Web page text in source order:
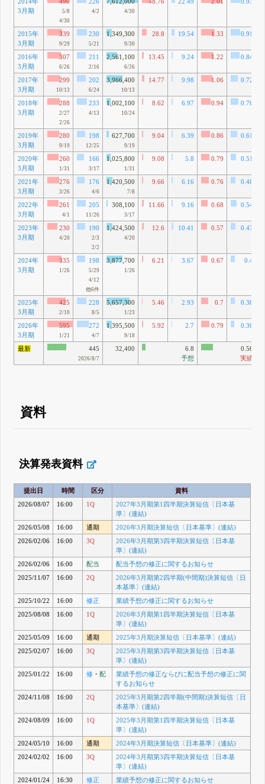
3月期
5/8
4/30
4/2 4/30
2015年
3月期
339
9/29
230
5/21
1,349,300
9/30
28.8 19.54 1.33
0.91
2016年
3月期
307
6/26
211
2/16
2,561,100
6/26
13.45 9.24 1.22
0.84
2017年
3月期
299
10/13
202
6/24
3,966,400
10/13
14.77 9.98 1.06
0.72
2018年
3月期
288
2/27
2/26
233
4/13
1,002,100
10/24
8.62 6.97 0.94
0.76
2019年
3月期
280
9/19
198
12/25
627,700
9/19
9.04 6.39 0.86 0.61
2020年
3月期
260
1/31
166
3/17
1,025,800
1/31
9.08 5.8 0.79 0.51
2021年
3月期
276
3/26
176
4/6
1,420,500
7/8
9.66 6.16 0.76
0.48
2022年
3月期
261
4/1
205
11/26
308,100
3/17
11.66 9.16 0.68
0.54
2023年
3月期
230
4/20
190
2/3
2/2
1,424,500
4/20
12.6 10.41 0.57
0.47
2024年
3月期
335
1/26
198
5/29
4/12
他6件
3,877,700
1/26
6.21 3.67 0.67
0.4
2025年
3月期
425
2/10
228
8/5
5,657,300
1/23
5.46 2.93 0.7
0.38
2026年
3月期
595
1/21
272
4/7
1,395,500
9/18
5.92 2.7 0.79
0.36
最新
445
2026/8/7
32,400
6.8
予想
0.56
実績
資料
決算発表資料
提出日 時間 区分
資料
2026/08/07
16:00 1Q
2027年3月期第1四半期決算短信〔日本基
準〕(連結)
2026/05/08
16:00 通期
2026年3月期決算短信〔日本基準〕(連結)
2026/02/06
16:00 3Q
2026年3月期第3四半期決算短信〔日本基
準〕(連結)
2026/02/06
16:00 配当
配当予想の修正に関するお知らせ
2025/11/07
16:00 2Q
2026年3月期第2四半期(中間期)決算短信〔日
本基準〕(連結)
2025/10/22
16:00 修正
業績予想の修正に関するお知らせ
2025/08/08
16:00 1Q
2026年3月期第1四半期決算短信〔日本基
準〕(連結)
2025/05/09
16:00 通期
2025年3月期決算短信〔日本基準〕(連結)
2025/02/07
16:00 3Q
2025年3月期第3四半期決算短信〔日本基
準〕(連結)
2025/01/22
16:00 修・ 配
業績予想の修正ならびに配当予想の修正に関
するお知らせ
2024/11/08
16:00 2Q
2025年3月期第2四半期(中間期)決算短信〔日
本基準〕(連結)
2024/08/09
16:00 1Q
2025年3月期第1四半期決算短信〔日本基
準〕(連結)
2024/05/10
16:00 通期
2024年3月期決算短信〔日本基準〕(連結)
2024/02/02
16:00 3Q
2024年3月期第3四半期決算短信〔日本基
準〕(連結)
2024/01/24
16:30 修正
業績予想の修正に関するお知らせ